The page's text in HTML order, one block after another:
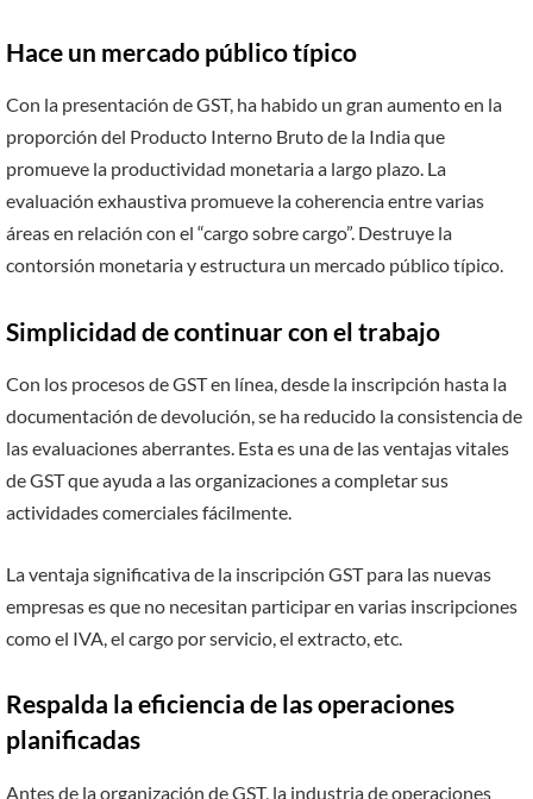
Hace un mercado público típico
Con la presentación de GST, ha habido un gran aumento en la
proporción del Producto Interno Bruto de la India que
promueve la productividad monetaria a largo plazo. La
evaluación exhaustiva promueve la coherencia entre varias
áreas en relación con el “cargo sobre cargo”. Destruye la
contorsión monetaria y estructura un mercado público típico.
Simplicidad de continuar con el trabajo
Con los procesos de GST en línea, desde la inscripción hasta la
documentación de devolución, se ha reducido la consistencia de
las evaluaciones aberrantes. Esta es una de las ventajas vitales
de GST que ayuda a las organizaciones a completar sus
actividades comerciales fácilmente.
La ventaja significativa de la inscripción GST para las nuevas
empresas es que no necesitan participar en varias inscripciones
como el IVA, el cargo por servicio, el extracto, etc.
Respalda la eficiencia de las operaciones
planificadas
Antes de la organización de GST, la industria de operaciones